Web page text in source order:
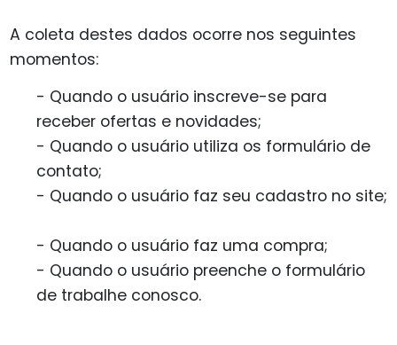
A coleta destes dados ocorre nos seguintes
momentos:
- Quando o usuário inscreve-se para
receber ofertas e novidades;
- Quando o usuário utiliza os formulário de
contato;
- Quando o usuário faz seu cadastro no site;
- Quando o usuário faz uma compra;
- Quando o usuário preenche o formulário
de trabalhe conosco.